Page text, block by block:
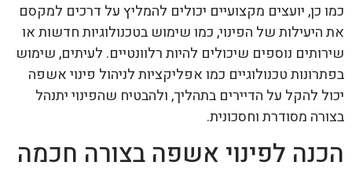
כמו כן, יועצים מקצועיים יכולים להמליץ על דרכים למקסם
את היעילות של הפינוי, כמו שימוש בטכנולוגיות חדשות או
שירותים נוספים שיכולים להיות רלוונטיים. לעיתים, שימוש
בפתרונות טכנולוגיים כמו אפליקציות לניהול פינוי אשפה
יכול להקל על הדיירים בתהליך, ולהבטיח שהפינוי יתנהל
בצורה מסודרת וחסכונית.
הכנה לפינוי אשפה בצורה חכמה